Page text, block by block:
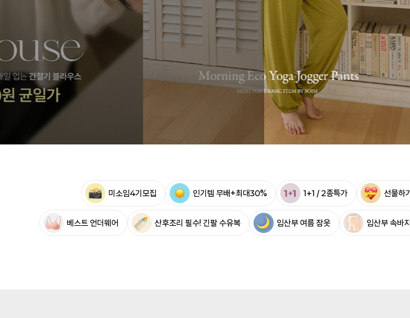
미소임4기모집 인기템 무배+최대30% 1+1 / 2종특가 선물하기
베스트 언더웨어 산후조리 필수! 긴팔 수유복 임산부 여름 잠옷 임산부 속바지